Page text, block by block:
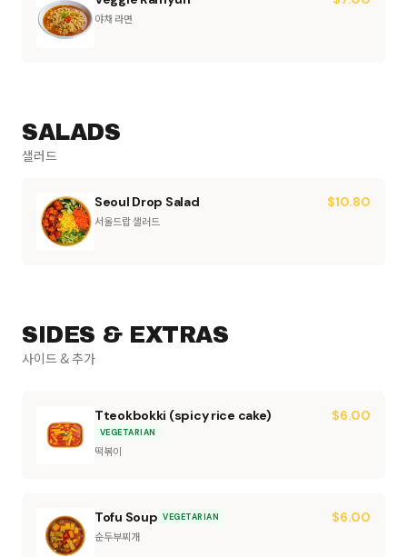
야채 라면
SALADS
샐러드
Seoul Drop Salad
서울드랍 샐러드
$10.80
SIDES & EXTRAS
사이드 & 추가
Tteokbokki (spicy rice cake)
VEGETARIAN
떡볶이
$6.00
Tofu Soup VEGETARIAN
순두부찌개
$6.00